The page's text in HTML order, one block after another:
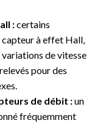
:certains
capteur à effet Hall,
de vitesse
pour des
de débit :un
fréquemment